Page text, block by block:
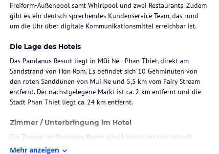
Freiform-Außenpool samt Whirlpool und zwei Restaurants. Zudem
gibt es ein deutsch sprechendes Kundenservice-Team, das rund
um die Uhr über digitale Kommunikationsmittel erreichbar ist.
Die Lage des Hotels
Das Pandanus Resort liegt in Mũi Né - Phan Thiet, direkt am
Sandstrand von Hon Rom. Es befindet sich 10 Gehminuten von
den roten Sanddünen von Mui Ne und 5,5 km vom Fairy Stream
entfernt. Der nächstgelegene Markt ist ca. 2 km entfernt und die
Stadt Phan Thiet liegt ca. 24 km entfernt.
Zimmer / Unterbringung im Hotel
Die Zimmer im Pandanus Resort sind klimatisiert und stilvoll
eingerichtet, mit cremefarbenen Tönen und Akzenten. Die
Mehr anzeigen